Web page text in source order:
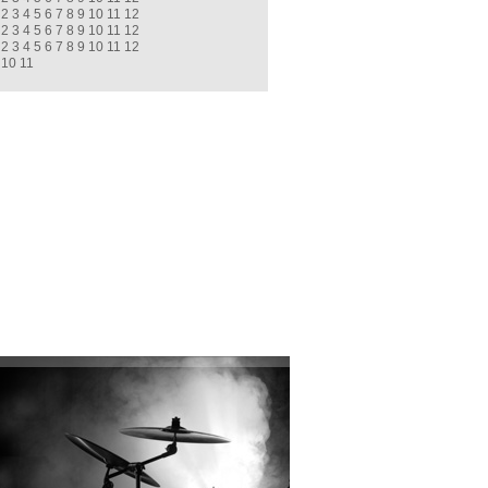
2 3 4 5 6 7 8 9 10 11 12
2 3 4 5 6 7 8 9 10 11 12
2 3 4 5 6 7 8 9 10 11 12
10 11